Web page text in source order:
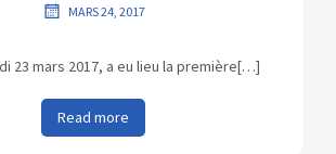
MARS 24, 2017
23 mars 2017, a eu lieu la première[…]
Read more